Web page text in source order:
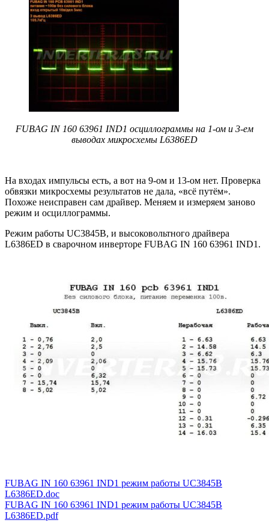
FUBAG IN 160 63961 IND1 осциллограммы на 1-ом и 3-ем
выводах микросхемы L6386ED
На входах импульсы есть, а вот на 9-ом и 13-ом нет. Проверка
обвязки микросхемы результатов не дала, «всё путём».
Похоже неисправен сам драйвер. Меняем и измеряем заново
режим и осциллограммы.
Режим работы UC3845B, и высоковольтного драйвера
L6386ED в сварочном инверторе FUBAG IN 160 63961 IND1.
FUBAG IN 160 63961 IND1 режим работы UC3845B
L6386ED.doc
FUBAG IN 160 63961 IND1 режим работы UC3845B
L6386ED.pdf